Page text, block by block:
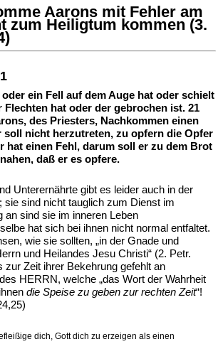
Aarons mit Fehler am
zum Heiligtum kommen (3.
ein Fell auf dem Auge hat oder schielt
hat oder der gebrochen ist. 21
des Priesters, Nachkommen einen
soll nicht herzutreten, zu opfern die Opfer
hat einen Fehl, darum soll er zu dem Brot
daß er es opfere.
Unterernährte gibt es leider auch in der
sie sind nicht tauglich zum Dienst im
an sind sie im inneren Leben
hat sich bei ihnen nicht normal entfaltet.
wie sie sollten, „in der Gnade und
und Heilandes Jesu Christi“ (2. Petr.
zur Zeit ihrer Bekehrung gefehlt an
HERRN, welche „das Wort der Wahrheit
die Speise zu geben zur rechten Zeit“!
dich, Gott dich zu erzeigen als einen